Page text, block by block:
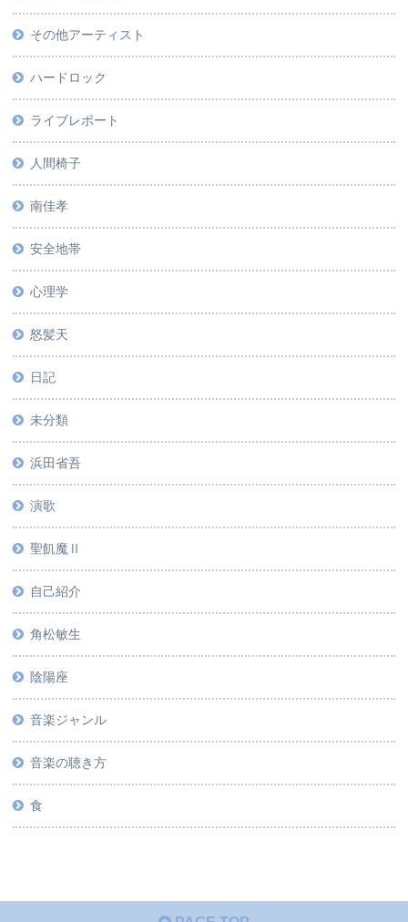
その他アーティスト
ハードロック
ライブレポート
人間椅子
南佳孝
安全地帯
心理学
怒髪天
日記
未分類
浜田省吾
演歌
聖飢魔Ⅱ
自己紹介
角松敏生
陰陽座
音楽ジャンル
音楽の聴き方
食